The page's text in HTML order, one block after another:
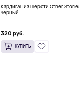
Кардиган из шерсти Other
черный
320 руб.
КУПИТЬ